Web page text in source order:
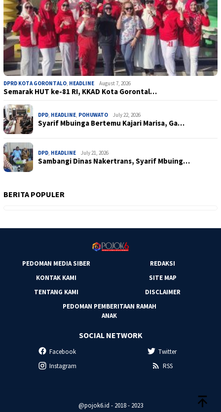
DPRD KOTA GORONTALO HEADLINE August 7, 2026
Semarak HUT ke-81 RI, KKAD Kota Gorontal…
DPD HEADLINE POHUWATO July 22, 2026
Syarif Mbuinga Bertemu Kajari Marisa, Ga…
DPD HEADLINE July 21, 2026
Sambangi Dinas Nakertrans, Syarif Mbuing…
BERITA POPULER
PEDOMAN MEDIA SIBER
REDAKSI
KONTAK KAMI
SITE MAP
TENTANG KAMI
DISCLAIMER
PEDOMAN PEMBERITAAN RAMAH
ANAK
SOCIAL NETWORK
Facebook
Twitter
Instagram
RSS
@pojok6.id - 2018 - 2023